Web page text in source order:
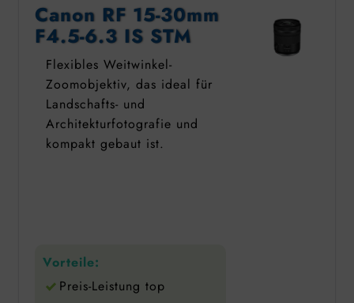
Canon RF 15-30mm
F4.5-6.3 IS STM
Flexibles Weitwinkel-
Zoomobjektiv, das ideal für
Landschafts- und
Architekturfotografie und
kompakt gebaut ist.
Vorteile:
Preis-Leistung top